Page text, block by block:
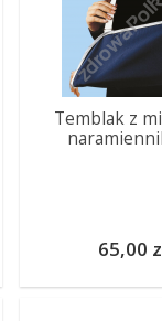
Temblak z
65,00